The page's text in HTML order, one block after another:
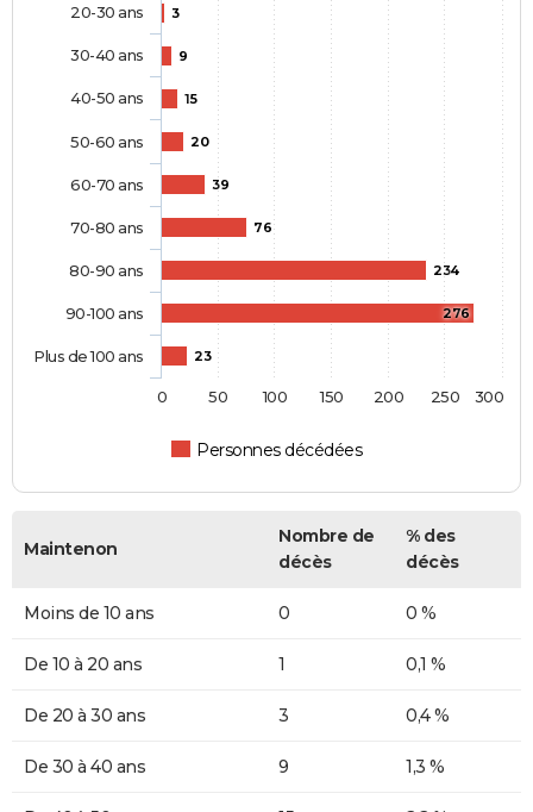
3
9
15
20
39
76
234
276
23
Personnes décédées
20-30 ans
30-40 ans
40-50 ans
50-60 ans
60-70 ans
70-80 ans
80-90 ans
90-100 ans
Plus de 100 ans
0 50 100 150 200 250 300
Maintenon
Nombre de
décès
% des
décès
Moins de 10 ans 0 0 %
De 10 à 20 ans 1 0,1 %
De 20 à 30 ans 3 0,4 %
De 30 à 40 ans 9 1,3 %